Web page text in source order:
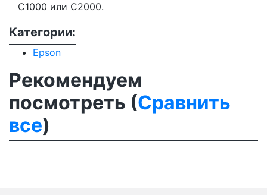
C1000 или C2000.
Категории:
Epson
Рекомендуем
посмотреть (Сравнить
все)